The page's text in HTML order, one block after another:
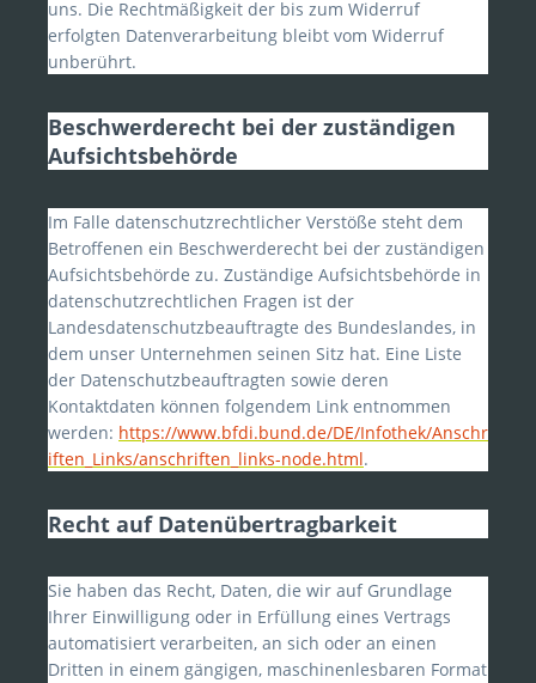
uns. Die Rechtmäßigkeit der bis zum Widerruf
erfolgten Datenverarbeitung bleibt vom Widerruf
unberührt.
Beschwerderecht bei der zuständigen
Aufsichtsbehörde
Im Falle datenschutzrechtlicher Verstöße steht dem
Betroffenen ein Beschwerderecht bei der zuständigen
Aufsichtsbehörde zu. Zuständige Aufsichtsbehörde in
datenschutzrechtlichen Fragen ist der
Landesdatenschutzbeauftragte des Bundeslandes, in
dem unser Unternehmen seinen Sitz hat. Eine Liste
der Datenschutzbeauftragten sowie deren
Kontaktdaten können folgendem Link entnommen
werden: https://www.bfdi.bund.de/DE/Infothek/Anschr
iften_Links/anschriften_links-node.html.
Recht auf Datenübertragbarkeit
Sie haben das Recht, Daten, die wir auf Grundlage
Ihrer Einwilligung oder in Erfüllung eines Vertrags
automatisiert verarbeiten, an sich oder an einen
Dritten in einem gängigen, maschinenlesbaren Format